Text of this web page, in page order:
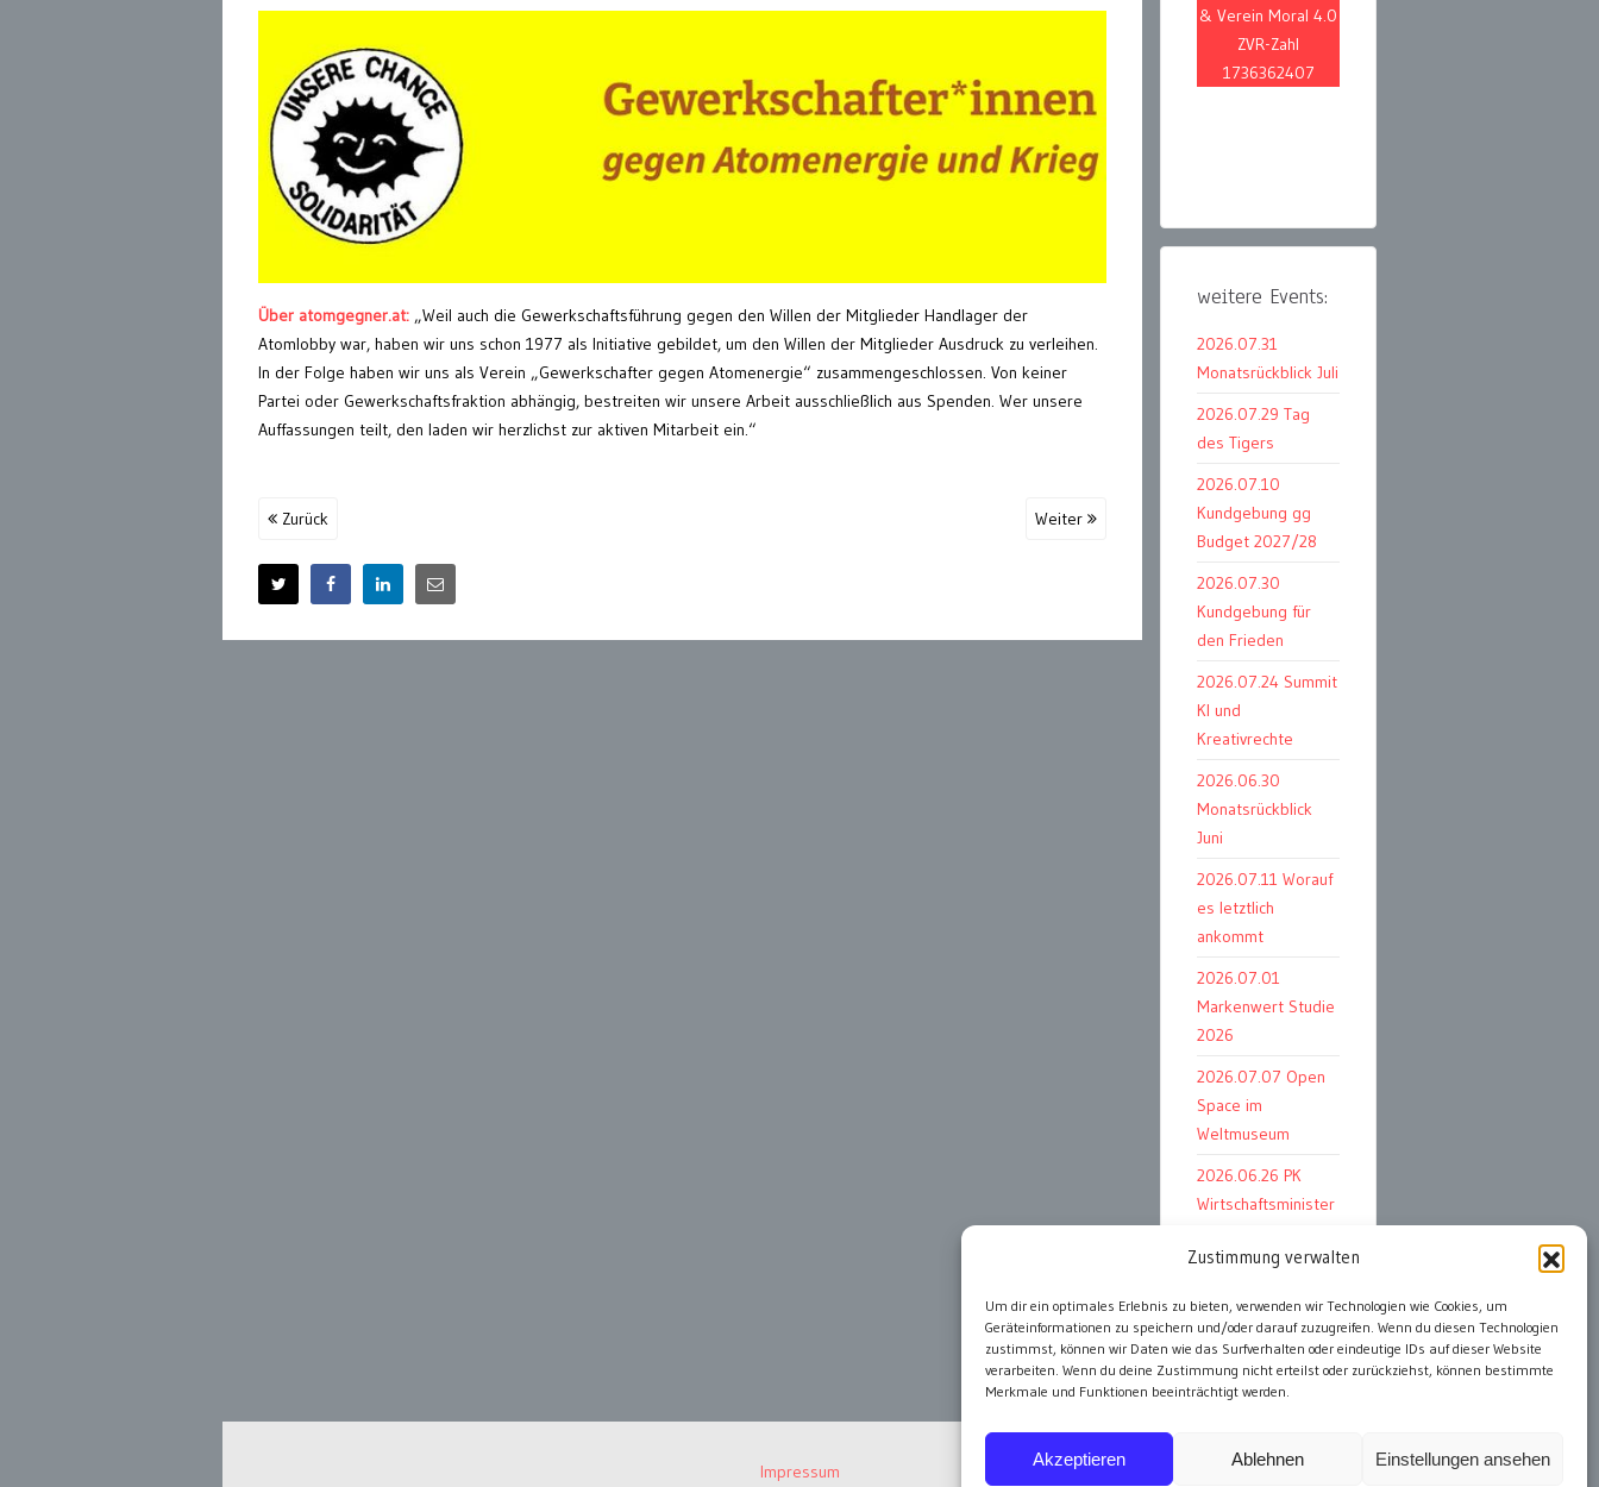
Zustimmung verwalten
Um dir ein optimales Erlebnis zu bieten, verwenden wir Technologien wie Cookies, um
Geräteinformationen zu speichern und/oder darauf zuzugreifen. Wenn du diesen Technologien
zustimmst, können wir Daten wie das Surfverhalten oder eindeutige IDs auf dieser Website
verarbeiten. Wenn du deine Zustimmung nicht erteilst oder zurückziehst, können bestimmte
Merkmale und Funktionen beeinträchtigt werden.
Akzeptieren Ablehnen Einstellungen ansehen
Über atomgegner.at: „Weil auch die Gewerkschaftsführung gegen den Willen der Mitglieder Handlager der
Atomlobby war, haben wir uns schon 1977 als Initiative gebildet, um den Willen der Mitglieder Ausdruck zu verleihen.
In der Folge haben wir uns als Verein „Gewerkschafter gegen Atomenergie“ zusammengeschlossen. Von keiner
Partei oder Gewerkschaftsfraktion abhängig, bestreiten wir unsere Arbeit ausschließlich aus Spenden. Wer unsere
Auffassungen teilt, den laden wir herzlichst zur aktiven Mitarbeit ein.“
Zurück Weiter
& Verein Moral 4.0
ZVR-Zahl
1736362407
weitere Events:
2026.07.31
Monatsrückblick Juli
2026.07.29 Tag
des Tigers
2026.07.10
Kundgebung gg
Budget 2027/28
2026.07.30
Kundgebung für
den Frieden
2026.07.24 Summit
KI und
Kreativrechte
2026.06.30
Monatsrückblick
Juni
2026.07.11 Worauf
es letztlich
ankommt
2026.07.01
Markenwert Studie
2026
2026.07.07 Open
Space im
Weltmuseum
2026.06.26 PK
Wirtschaftsminister
alle Events
Impressum